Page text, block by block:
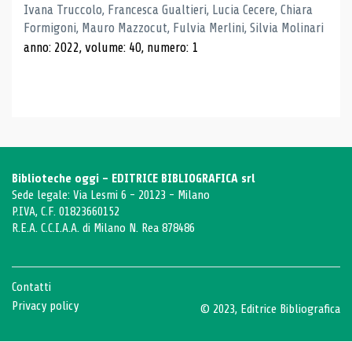
Ivana Truccolo, Francesca Gualtieri, Lucia Cecere, Chiara
Formigoni, Mauro Mazzocut, Fulvia Merlini, Silvia Molinari
anno: 2022, volume: 40, numero: 1
Biblioteche oggi - EDITRICE BIBLIOGRAFICA srl
Sede legale: Via Lesmi 6 - 20123 - Milano
P.IVA, C.F. 01823660152
R.E.A. C.C.I.A.A. di Milano N. Rea 878486
Contatti
Privacy policy
© 2023, Editrice Bibliografica